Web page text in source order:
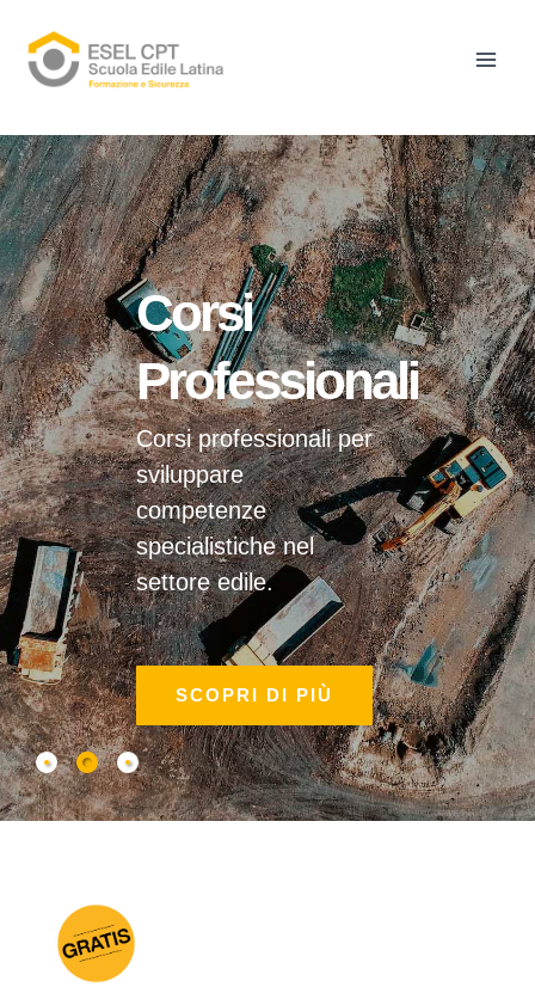
contenuto
Corsi
Professionali
Corsi professionali per
sviluppare
competenze
specialistiche nel
settore edile.
SCOPRI DI PIÙ